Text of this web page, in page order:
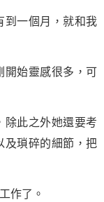
一個月，就和我
始靈感很多，可
此之外她還要考
及瑣碎的細節，把
作了。